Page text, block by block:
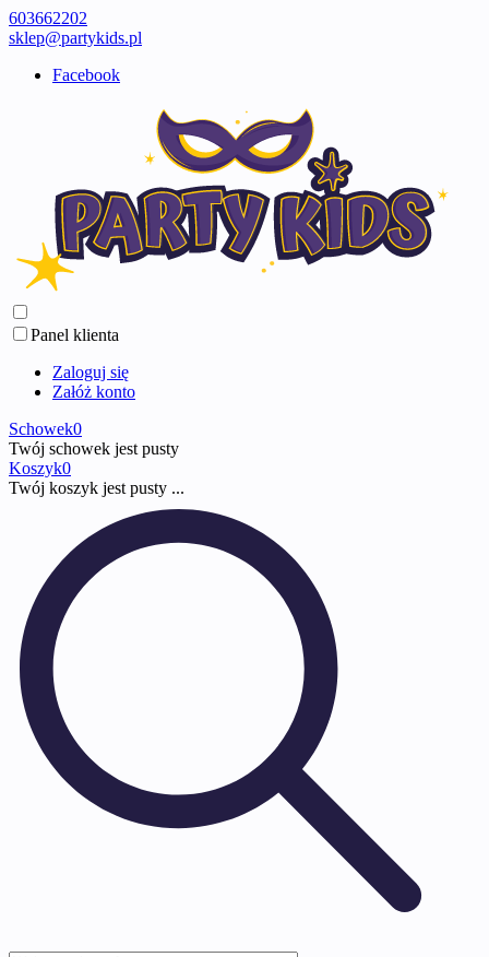
603662202
sklep@partykids.pl
Facebook
Panel klienta
Zaloguj się
Załóż konto
Schowek0
Twój schowek jest pusty
Koszyk0
Twój koszyk jest pusty ...